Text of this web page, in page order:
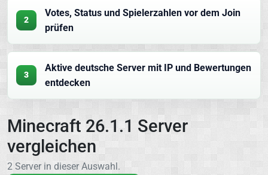
2
Votes, Status und Spielerzahlen vor dem Join
prüfen
3
Aktive deutsche Server mit IP und Bewertungen
entdecken
Minecraft 26.1.1 Server
vergleichen
2 Server in dieser Auswahl.